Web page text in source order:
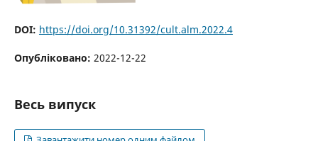
DOI: https://doi.org/10.31392/cult.alm.2022.4
Опубліковано: 2022-12-22
Весь випуск